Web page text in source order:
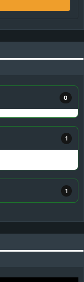
0
1
1